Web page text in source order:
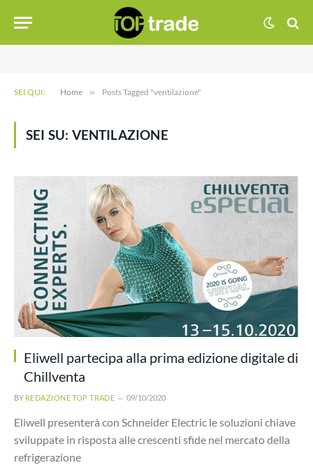
SEI QUI: Home » Posts Tagged "ventilazione"
SEI SU: VENTILAZIONE
Eliwell partecipa alla prima edizione digitale di
Chillventa
BY REDAZIONE TOP TRADE 09/10/2020
Eliwell presenterà con Schneider Electric le soluzioni chiave
sviluppate in risposta alle crescenti sfide nel mercato della
refrigerazione